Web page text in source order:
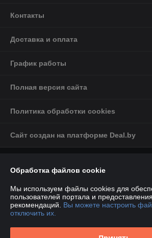
Контакты
Доставка и оплата
График работы
Полная версия сайта
Политика обработки cookies
Сайт создан на платформе Deal.by
224012, РБ, Брестская обл., г. Брест, ул.
Регистрационный номер ЕГР: 290468380
Регистрационный орган: Брестский районный
Обработка файлов cookie
Мы используем файлы cookies для
пользователей портала и
рекомендаций. Вы можете настроить
отключить их.